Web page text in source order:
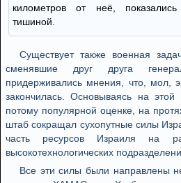
километров от неё,
тишиной.
Существует также военная
сменявшие друг друга
придерживались мнения, что, мол,
закончилась. Основываясь на
потому популярной оценке, на
штаб сокращал сухопутные силы
часть ресурсов Израиля на
высокотехнологических
Все эти силы были направлены